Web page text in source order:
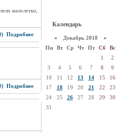
малолетки,
Подробнее
Подробнее
Календарь
« Декабрь 2018 »
Пн
Вт Ср Чт Пт Сб
Вс
1
2
3
4 5 6 7 8
9
10
11 12 13 14 15
16
17
18 19 20 21 22
23
24
25 26 27 28 29
30
31